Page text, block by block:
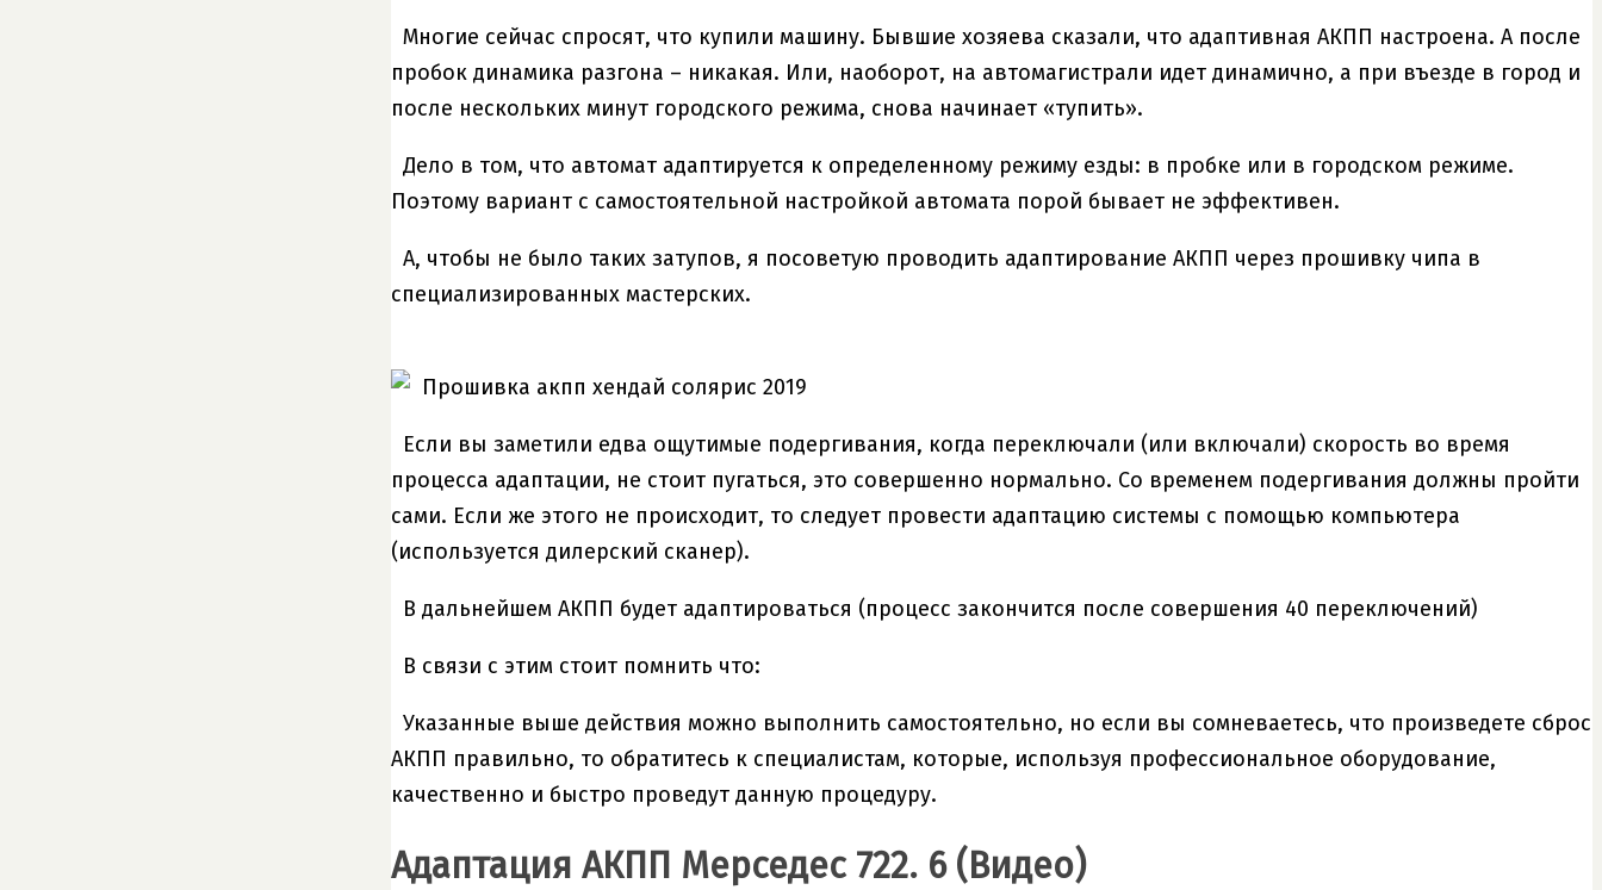
Многие сейчас спросят, что купили машину. Бывшие хозяева сказали, что адаптивная АКПП настроена. А после
пробок динамика разгона – никакая. Или, наоборот, на автомагистрали идет динамично, а при въезде в город и
после нескольких минут городского режима, снова начинает «тупить».
Дело в том, что автомат адаптируется к определенному режиму езды: в пробке или в городском режиме.
Поэтому вариант с самостоятельной настройкой автомата порой бывает не эффективен.
А, чтобы не было таких затупов, я посоветую проводить адаптирование АКПП через прошивку чипа в
специализированных мастерских.
Если вы заметили едва ощутимые подергивания, когда переключали (или включали) скорость во время
процесса адаптации, не стоит пугаться, это совершенно нормально. Со временем подергивания должны пройти
сами. Если же этого не происходит, то следует провести адаптацию системы с помощью компьютера
(используется дилерский сканер).
В дальнейшем АКПП будет адаптироваться (процесс закончится после совершения 40 переключений)
В связи с этим стоит помнить что:
Указанные выше действия можно выполнить самостоятельно, но если вы сомневаетесь, что произведете сброс
АКПП правильно, то обратитесь к специалистам, которые, используя профессиональное оборудование,
качественно и быстро проведут данную процедуру.
Адаптация АКПП Мерседес 722. 6 (Видео)